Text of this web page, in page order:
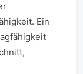
Ein